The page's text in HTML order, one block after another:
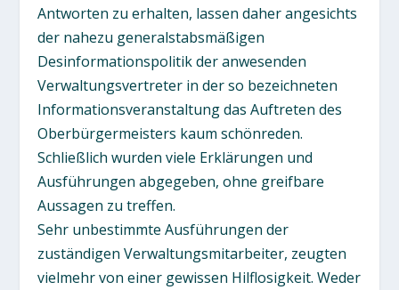
Antworten zu erhalten, lassen daher angesichts
der nahezu generalstabsmäßigen
Desinformationspolitik der anwesenden
Verwaltungsvertreter in der so bezeichneten
Informationsveranstaltung das Auftreten des
Oberbürgermeisters kaum schönreden.
Schließlich wurden viele Erklärungen und
Ausführungen abgegeben, ohne greifbare
Aussagen zu treffen.
Sehr unbestimmte Ausführungen der
zuständigen Verwaltungsmitarbeiter, zeugten
vielmehr von einer gewissen Hilflosigkeit. Weder